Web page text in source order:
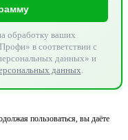
обработку ваших
в соответствии с
данных» и
данных.
пользоваться, вы даёте